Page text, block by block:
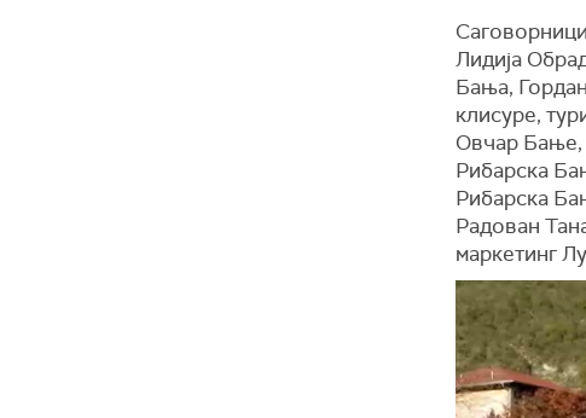
Лидија
Бања,
клисуре,
Овчар Бање,
Рибарска
Рибарска
Радован
маркетинг